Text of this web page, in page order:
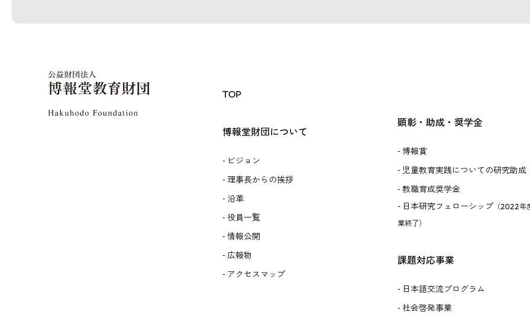
TOP
博報堂財団について
ビジョン
理事長からの挨拶
沿革
役員一覧
情報公開
広報物
アクセスマップ
顕彰・助成・奨学金
博報賞
児童教育実践についての研究助成
教職育成奨学金
日本研究フェローシップ （2022年
業終了）
課題対応事業
日本語交流プログラム
社会啓発事業